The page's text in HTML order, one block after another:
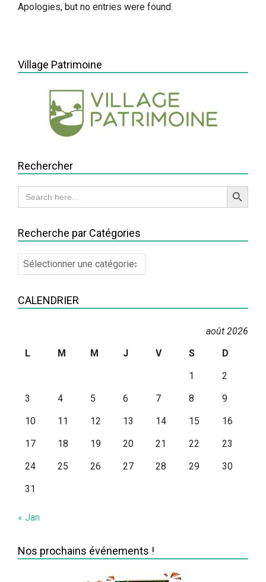
Apologies, but no entries were found.
Village Patrimoine
Rechercher
Search
for:
Search Button
Recherche par Catégories
Recherche
par
CALENDRIER
août 2026
L
M M J V S
D
1
2
3
4 5 6 7 8
9
10
11 12 13 14 15
16
17
18 19 20 21 22
23
24
25 26 27 28 29
30
31
« Jan
Nos prochains événements !